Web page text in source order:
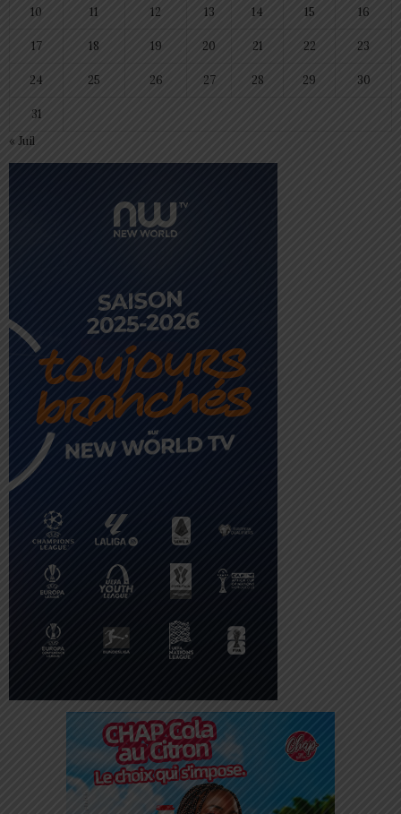
10 11 12 13 14 15 16
17 18 19 20 21 22 23
24 25 26 27 28 29 30
31
« Juil